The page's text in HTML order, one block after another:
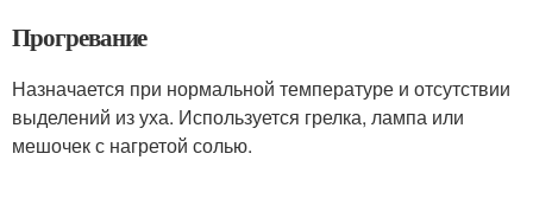
Прогревание
Назначается при нормальной температуре и отсутствии
выделений из уха. Используется грелка, лампа или
мешочек с нагретой солью.